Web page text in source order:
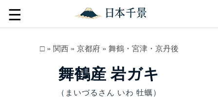
☰
□» 関西» 京都府» 舞鶴・宮津・京丹後
舞鶴産 岩ガキ
（まいづるさん いわ 牡蠣）